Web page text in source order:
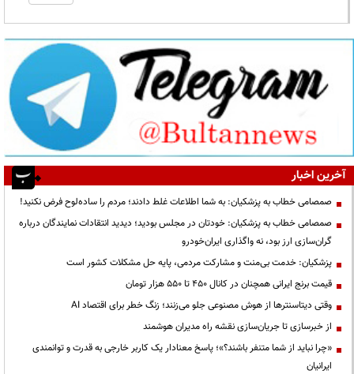
آخرین اخبار
صمصامی خطاب به پزشکیان: به شما اطلاعات غلط دادند؛ مردم را ساده‌لوح فرض نکنید!
صمصامی خطاب به پزشکیان: خودتان در مجلس بودید؛ دیدید انتقادات نمایندگان درباره
گران‌سازی ارز بود، نه واگذاری ایران‌خودرو
پزشکیان: خدمت بی‌منت و مشارکت مردمی، پایه حل مشکلات کشور است
قیمت‌ برنج ایرانی همچنان در کانال ۴۵۰ تا ۵۵۰ هزار تومان
وقتی دیتاسنترها از هوش مصنوعی جلو می‌زنند؛ زنگ خطر برای اقتصاد AI
از خبرسازی تا جریان‌سازی نقشه راه مدیران هوشمند
«چرا نباید از شما متنفر باشند؟»؛ پاسخ معنادار یک کاربر خارجی به قدرت و توانمندی
ایرانیان